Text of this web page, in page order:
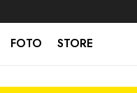
FOTO STORE